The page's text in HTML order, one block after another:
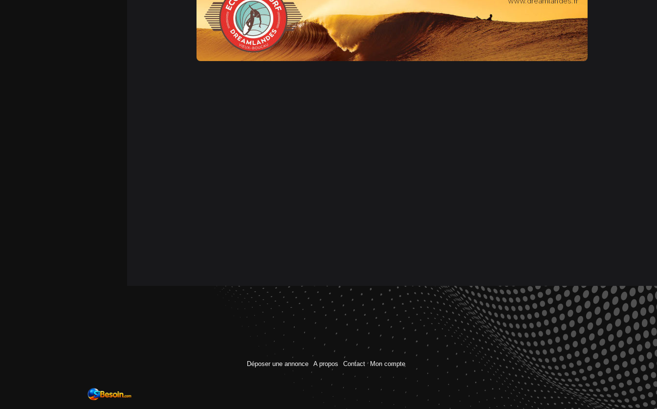
Déposer une annonce A propos Contact Mon compte